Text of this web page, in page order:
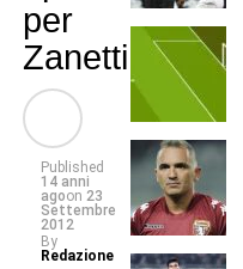
per
Zanetti
Published
14 anni
agoon 23
Settembre
2012
By
Redazione